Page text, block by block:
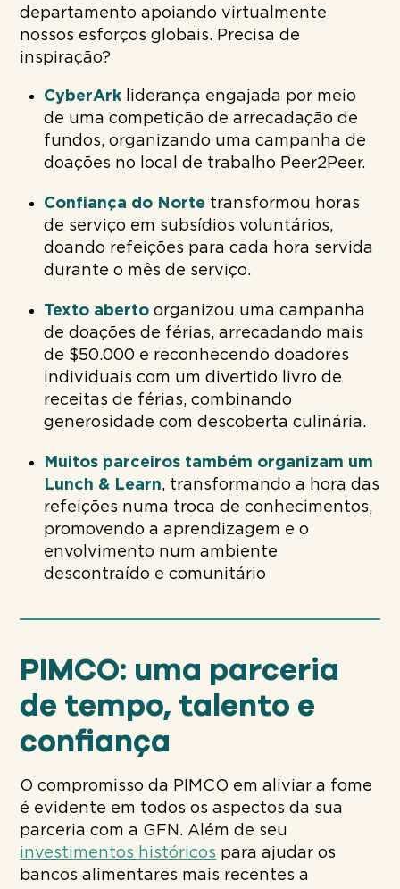
departamento apoiando virtualmente
nossos esforços globais. Precisa de
inspiração?
CyberArk liderança engajada por meio
de uma competição de arrecadação de
fundos, organizando uma campanha de
doações no local de trabalho Peer2Peer.
Confiança do Norte transformou horas
de serviço em subsídios voluntários,
doando refeições para cada hora servida
durante o mês de serviço.
Texto aberto organizou uma campanha
de doações de férias, arrecadando mais
de $50.000 e reconhecendo doadores
individuais com um divertido livro de
receitas de férias, combinando
generosidade com descoberta culinária.
Muitos parceiros também organizam um
Lunch & Learn, transformando a hora das
refeições numa troca de conhecimentos,
promovendo a aprendizagem e o
envolvimento num ambiente
descontraído e comunitário
PIMCO: uma parceria
de tempo, talento e
confiança
O compromisso da PIMCO em aliviar a fome
é evidente em todos os aspectos da sua
parceria com a GFN. Além de seu
investimentos históricos para ajudar os
bancos alimentares mais recentes a